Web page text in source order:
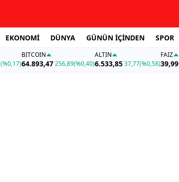
EKONOMİ DÜNYA GÜNÜN İÇİNDEN SPOR
(%0,17)
BITCOIN
64.893,47256,89(%0,40)
ALTIN
6.533,8537,77(%0,58)
FAİZ
39,99